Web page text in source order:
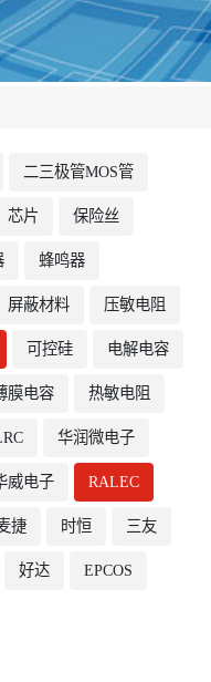
二三极管MOS管
芯片 保险丝
蜂鸣器
屏蔽材料 压敏电阻
可控硅 电解电容
膜电容 热敏电阻
华润微电子
威电子 RALEC
捷 时恒 三友
好达 EPCOS